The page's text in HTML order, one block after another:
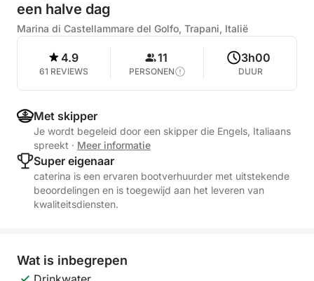
een halve dag
Marina di Castellammare del Golfo, Trapani, Italië
4.9
61 REVIEWS
11
PERSONEN
3h00
DUUR
Met skipper
Je wordt begeleid door een skipper die Engels, Italiaans
spreekt · Meer informatie
Super eigenaar
caterina is een ervaren bootverhuurder met uitstekende
beoordelingen en is toegewijd aan het leveren van
kwaliteitsdiensten.
Wat is inbegrepen